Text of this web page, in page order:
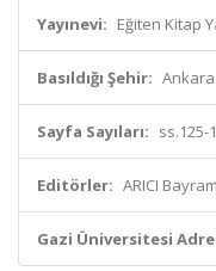
Yayınevi: Eğiten Kitap
Basıldığı Şehir: Ankara
Sayfa Sayıları: ss.125-
Editörler: ARICI
Gazi Üniversitesi